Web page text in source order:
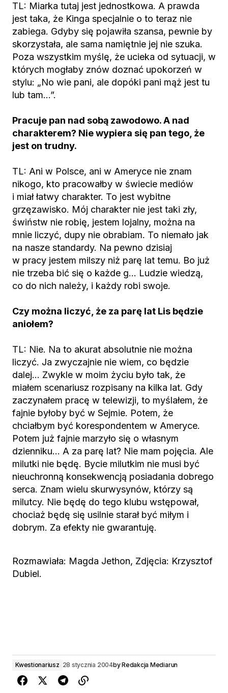
TL: Miarka tutaj jest jednostkowa. A prawda
jest taka, że Kinga specjalnie o to teraz nie
zabiega. Gdyby się pojawiła szansa, pewnie by
skorzystała, ale sama namiętnie jej nie szuka.
Poza wszystkim myślę, że ucieka od sytuacji, w
których mogłaby znów doznać upokorzeń w
stylu: „No wie pani, ale dopóki pani mąż jest tu
lub tam…”.
Pracuje pan nad sobą zawodowo. A nad
charakterem? Nie wypiera się pan tego, że
jest on trudny.
TL: Ani w Polsce, ani w Ameryce nie znam
nikogo, kto pracowałby w świecie mediów
i miał łatwy charakter. To jest wybitne
grzęzawisko. Mój charakter nie jest taki zły,
świństw nie robię, jestem lojalny, można na
mnie liczyć, dupy nie obrabiam. To niemało jak
na nasze standardy. Na pewno dzisiaj
w pracy jestem milszy niż parę lat temu. Bo już
nie trzeba bić się o każde g… Ludzie wiedzą,
co do nich należy, i każdy robi swoje.
Czy można liczyć, że za parę lat Lis będzie
aniołem?
TL: Nie. Na to akurat absolutnie nie można
liczyć. Ja zwyczajnie nie wiem, co będzie
dalej… Zwykle w moim życiu było tak, że
miałem scenariusz rozpisany na kilka lat. Gdy
zaczynałem pracę w telewizji, to myślałem, że
fajnie byłoby być w Sejmie. Potem, że
chciałbym być korespondentem w Ameryce.
Potem już fajnie marzyło się o własnym
dzienniku… A za parę lat? Nie mam pojęcia. Ale
milutki nie będę. Bycie milutkim nie musi być
nieuchronną konsekwencją posiadania dobrego
serca. Znam wielu skurwysynów, którzy są
milutcy. Nie będę do tego klubu wstępował,
chociaż będę się usilnie starał być miłym i
dobrym. Za efekty nie gwarantuję.
Rozmawiała: Magda Jethon, Zdjęcia: Krzysztof
Dubiel.
Kwestionariusz 28 stycznia 2004byRedakcja Mediarun